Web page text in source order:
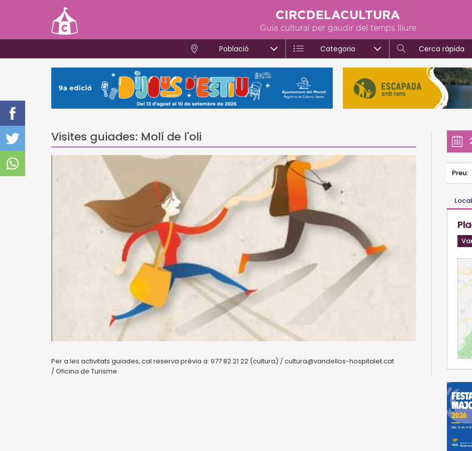
CIRCDELACULTURA
Guia cultural per gaudir del temps lliure
Població Categoria Cerca ràpida
Visites guiades: Molí de l'oli
Per a les activitats guiades, cal reserva prèvia a: 977 82 21 22 (cultura) / cultura@vandellos-hospitalet.cat
/ Oficina de Turisme
Preu: